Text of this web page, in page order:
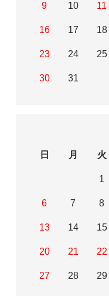
9 10 11
16 17 18
23 24 25
30 31
日
月 火
1
6 7 8
13 14 15
20 21 22
27 28 29